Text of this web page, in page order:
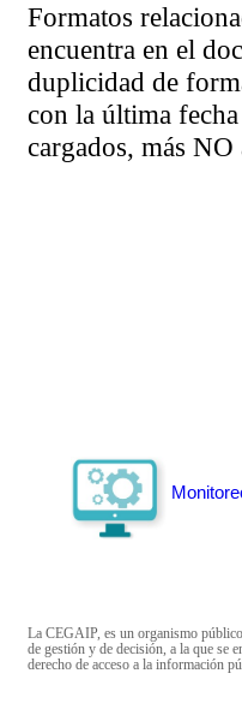
Formatos
encuentra en el
duplicidad de
con la última
cargados, más
La CEGAIP, es un organismo
de gestión y de decisión, a la que se
derecho de acceso a la información